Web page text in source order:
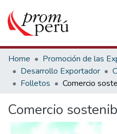
Communities & Collections
All of DSpace
Statistics
Home
Desarrollo Exportador
Folletos
Comercio
Comercio